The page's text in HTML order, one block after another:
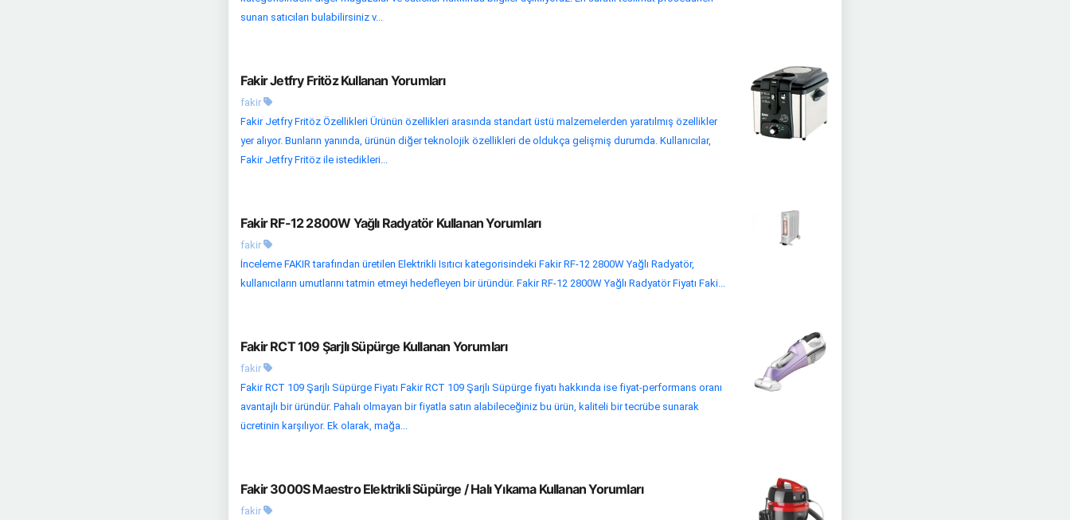
sunan satıcıları bulabilirsiniz v...
Fakir Jetfry Fritöz Kullanan Yorumları
fakir
Fakir Jetfry Fritöz Özellikleri Ürünün özellikleri arasında standart üstü malzemelerden yaratılmış özellikler
yer alıyor. Bunların yanında, ürünün diğer teknolojik özellikleri de oldukça gelişmiş durumda. Kullanıcılar,
Fakir Jetfry Fritöz ile istedikleri...
Fakir RF-12 2800W Yağlı Radyatör Kullanan Yorumları
fakir
İnceleme FAKIR tarafından üretilen Elektrikli Isıtıcı kategorisindeki Fakir RF-12 2800W Yağlı Radyatör,
kullanıcıların umutlarını tatmin etmeyi hedefleyen bir üründür. Fakir RF-12 2800W Yağlı Radyatör Fiyatı Faki...
Fakir RCT 109 Şarjlı Süpürge Kullanan Yorumları
fakir
Fakir RCT 109 Şarjlı Süpürge Fiyatı Fakir RCT 109 Şarjlı Süpürge fiyatı hakkında ise fiyat-performans oranı
avantajlı bir üründür. Pahalı olmayan bir fiyatla satın alabileceğiniz bu ürün, kaliteli bir tecrübe sunarak
ücretinin karşılıyor. Ek olarak, mağa...
Fakir 3000S Maestro Elektrikli Süpürge / Halı Yıkama Kullanan Yorumları
fakir